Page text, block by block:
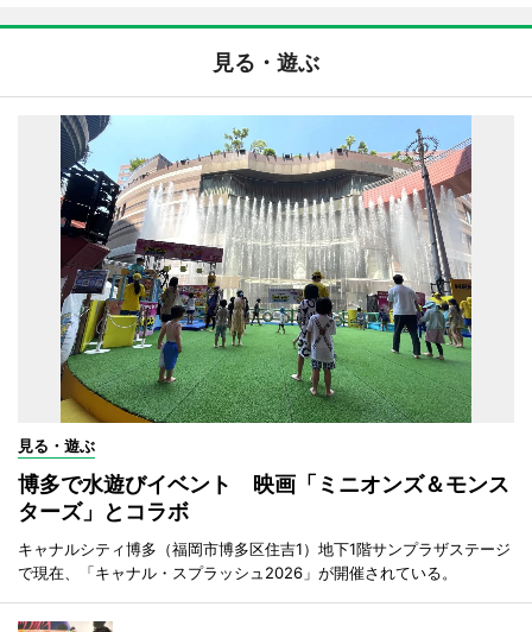
見る・遊ぶ
見る・遊ぶ
博多で水遊びイベント 映画「ミニオンズ＆モンス
ターズ」とコラボ
キャナルシティ博多（福岡市博多区住吉1）地下1階サンプラザステージ
で現在、「キャナル・スプラッシュ2026」が開催されている。